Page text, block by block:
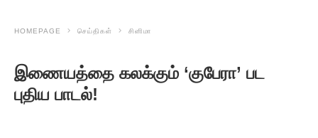
HOMEPAGE செய்திகள் சினிமா
இணையத்தை கலக்கும் ‘குபேரா’ பட
புதிய பாடல்!